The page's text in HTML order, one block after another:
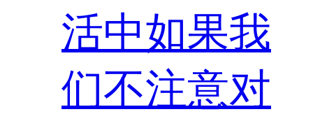
活中如果我
们不注意对